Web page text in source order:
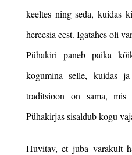
keeltes ning seda, kuidas
hereesia eest. Igatahes oli
Pühakiri paneb paika
kogumina selle, kuidas
traditsioon on sama, mis
Pühakirjas sisaldub kogu
Huvitav, et juba varakult